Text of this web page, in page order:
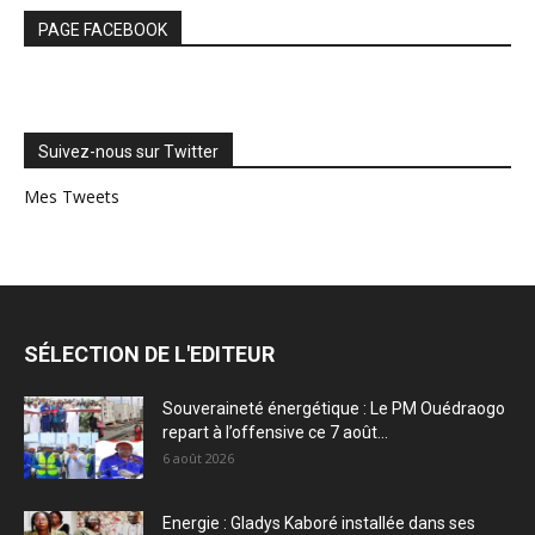
PAGE FACEBOOK
Suivez-nous sur Twitter
Mes Tweets
SÉLECTION DE L'EDITEUR
Souveraineté énergétique : Le PM Ouédraogo
repart à l’offensive ce 7 août...
6 août 2026
Energie : Gladys Kaboré installée dans ses